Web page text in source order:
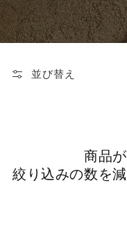
並び替え
商品
絞り込みの数を